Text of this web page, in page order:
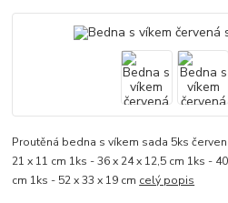
Proutěná bedna s víkem sada 5ks
21 x 11 cm 1ks - 36 x 24 x 12,5 cm 1ks -
cm 1ks - 52 x 33 x 19 cm celý popis